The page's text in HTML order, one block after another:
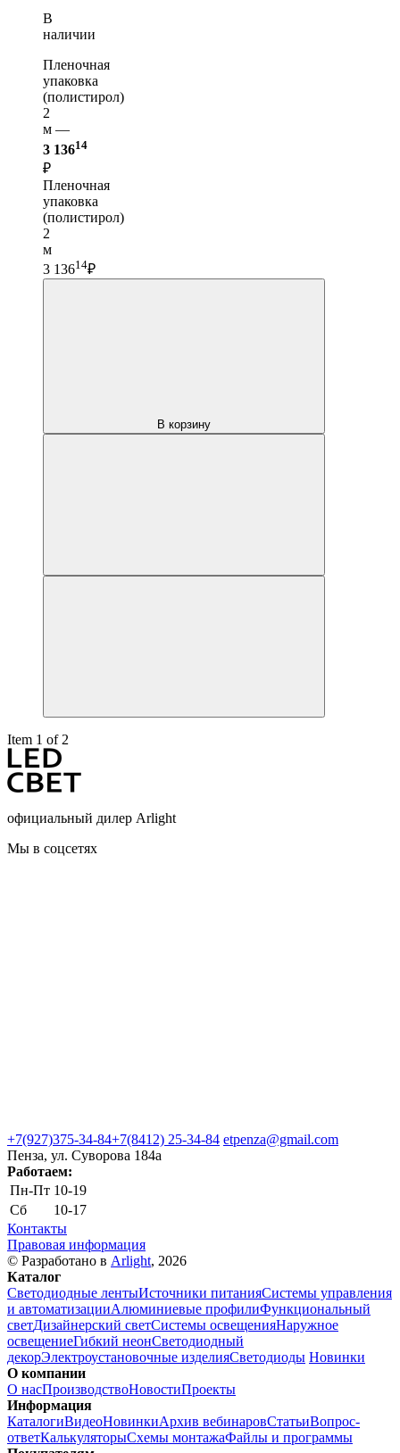
В
наличии
Пленочная
упаковка
(полистирол)
2
м —
3 13614
₽
Пленочная
упаковка
(полистирол)
2
м
3 13614₽
В корзину
Item 1 of 2
официальный дилер Arlight
Мы в соцсетях
+7(927)375-34-84+7(8412) 25-34-84 etpenza@gmail.com
Пенза, ул. Cуворова 184а
Работаем:
Пн-Пт 10-19
Сб
10-17
Контакты
Правовая информация
© Разработано в Arlight, 2026
Каталог
Светодиодные лентыИсточники питанияСистемы управления
и автоматизацииАлюминиевые профилиФункциональный
светДизайнерский светСистемы освещенияНаружное
освещениеГибкий неонСветодиодный
декорЭлектроустановочные изделияСветодиоды Новинки
О компании
О насПроизводствоНовостиПроекты
Информация
КаталогиВидеоНовинкиАрхив вебинаровСтатьиВопрос-
ответКалькуляторыСхемы монтажаФайлы и программы